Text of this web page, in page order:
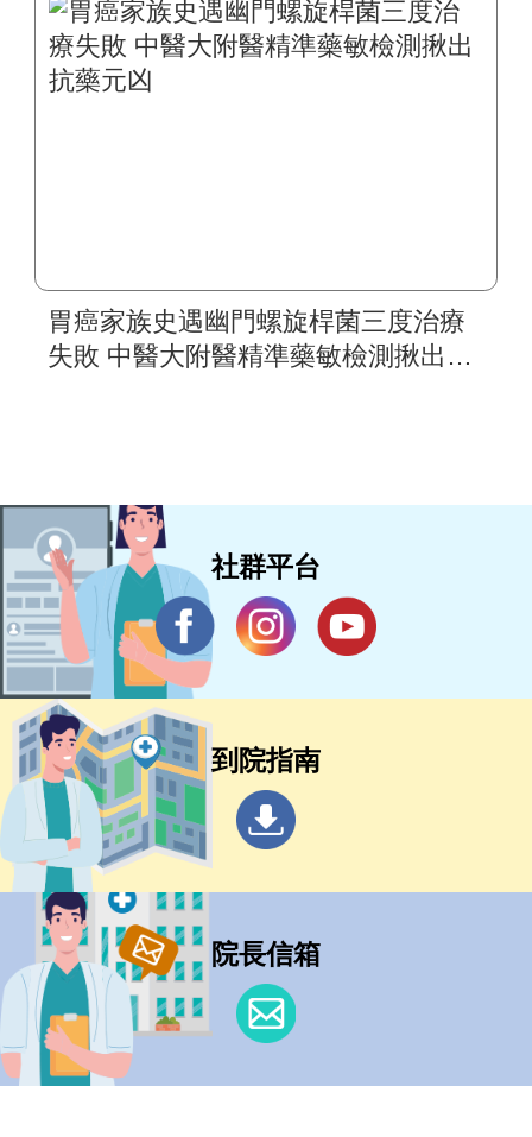
胃癌家族史遇幽門螺旋桿菌三度治療
失敗 中醫大附醫精準藥敏檢測揪出抗
社群平台
到院指南
院長信箱